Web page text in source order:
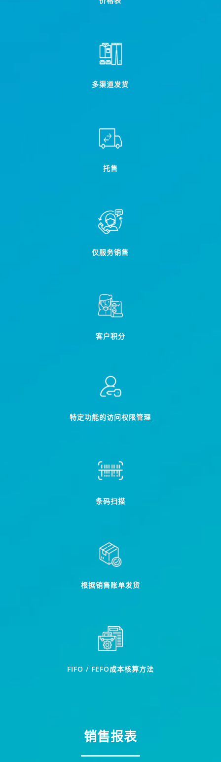
多渠道发货
托售
仅服务销售
客户积分
特定功能的访问权限管理
条码扫描
根据销售账单发货
FIFO / FEFO成本核算方法
销售报表